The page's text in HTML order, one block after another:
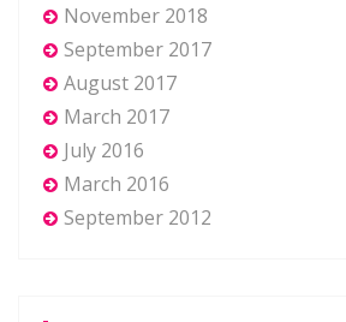
November 2018
September 2017
August 2017
March 2017
July 2016
March 2016
September 2012